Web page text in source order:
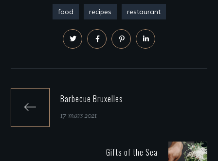
food recipes restaurant
Barbecue Bruxelles
17 mars 2021
Gifts of the Sea